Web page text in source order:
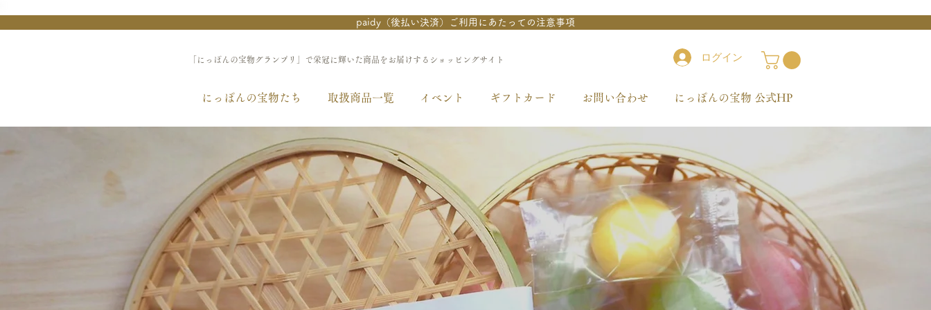
paidy（後払い決済）ご利用にあたっての注意事項
「にっぽんの宝物グランプリ」で栄冠に輝いた商品をお届けするショッピングサイト ログイン
にっぽんの宝物たち 取扱商品一覧 イベント ギフトカード お問い合わせ にっぽんの宝物 公式HP